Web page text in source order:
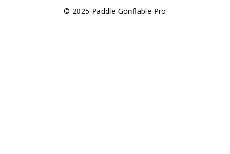
© 2025 Paddle Gonflable Pro